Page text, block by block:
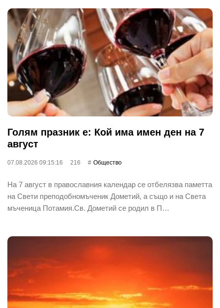
Голям празник е: Кой има имен ден на 7
август
07.08.2026 09:15:16 216 Общество
На 7 август в православния календар се отбелязва паметта
на Свети преподобномъченик Дометий, а също и на Света
мъченица Потамия.Св. Дометий се родил в П…